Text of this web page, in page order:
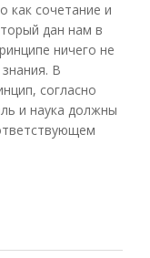
как сочетание и
дан нам в
ничего не
В
согласно
и наука должны